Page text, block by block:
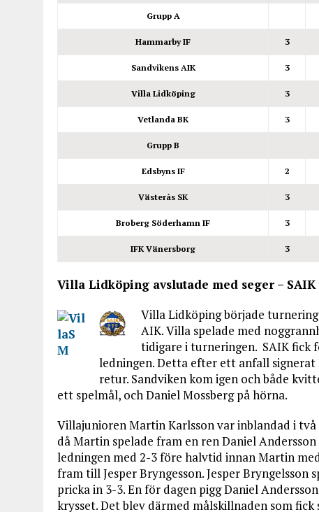
Grupp A
Hammarby IF 3
Sandvikens AIK 3
Villa Lidköping 3
Vetlanda BK 3
Grupp B
Edsbyns IF 2
Västerås SK 3
Broberg Söderhamn IF 3
IFK Vänersborg 3
Villa Lidköping avslutade med seger –
Villa Lidköping började
AIK. Villa spelade med
tidigare i turneringen. SAIK fick
ledningen. Detta efter ett anfall
retur. Sandviken kom igen och både
ett spelmål, och Daniel Mossberg på hörna.
Villajunioren Martin Karlsson var inblandad i
då Martin spelade fram en ren Daniel
ledningen med 2-3 före halvtid innan Martin
fram till Jesper Bryngesson. Jesper Bryngelsson
pricka in 3-3. En för dagen pigg Daniel
krysset. Det blev därmed målskillnaden som